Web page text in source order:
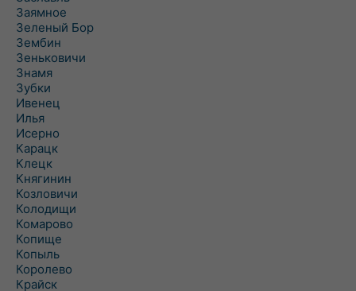
Заямное
Зеленый Бор
Зембин
Зеньковичи
Знамя
Зубки
Ивенец
Илья
Исерно
Карацк
Клецк
Княгинин
Козловичи
Колодищи
Комарово
Копище
Копыль
Королево
Крайск